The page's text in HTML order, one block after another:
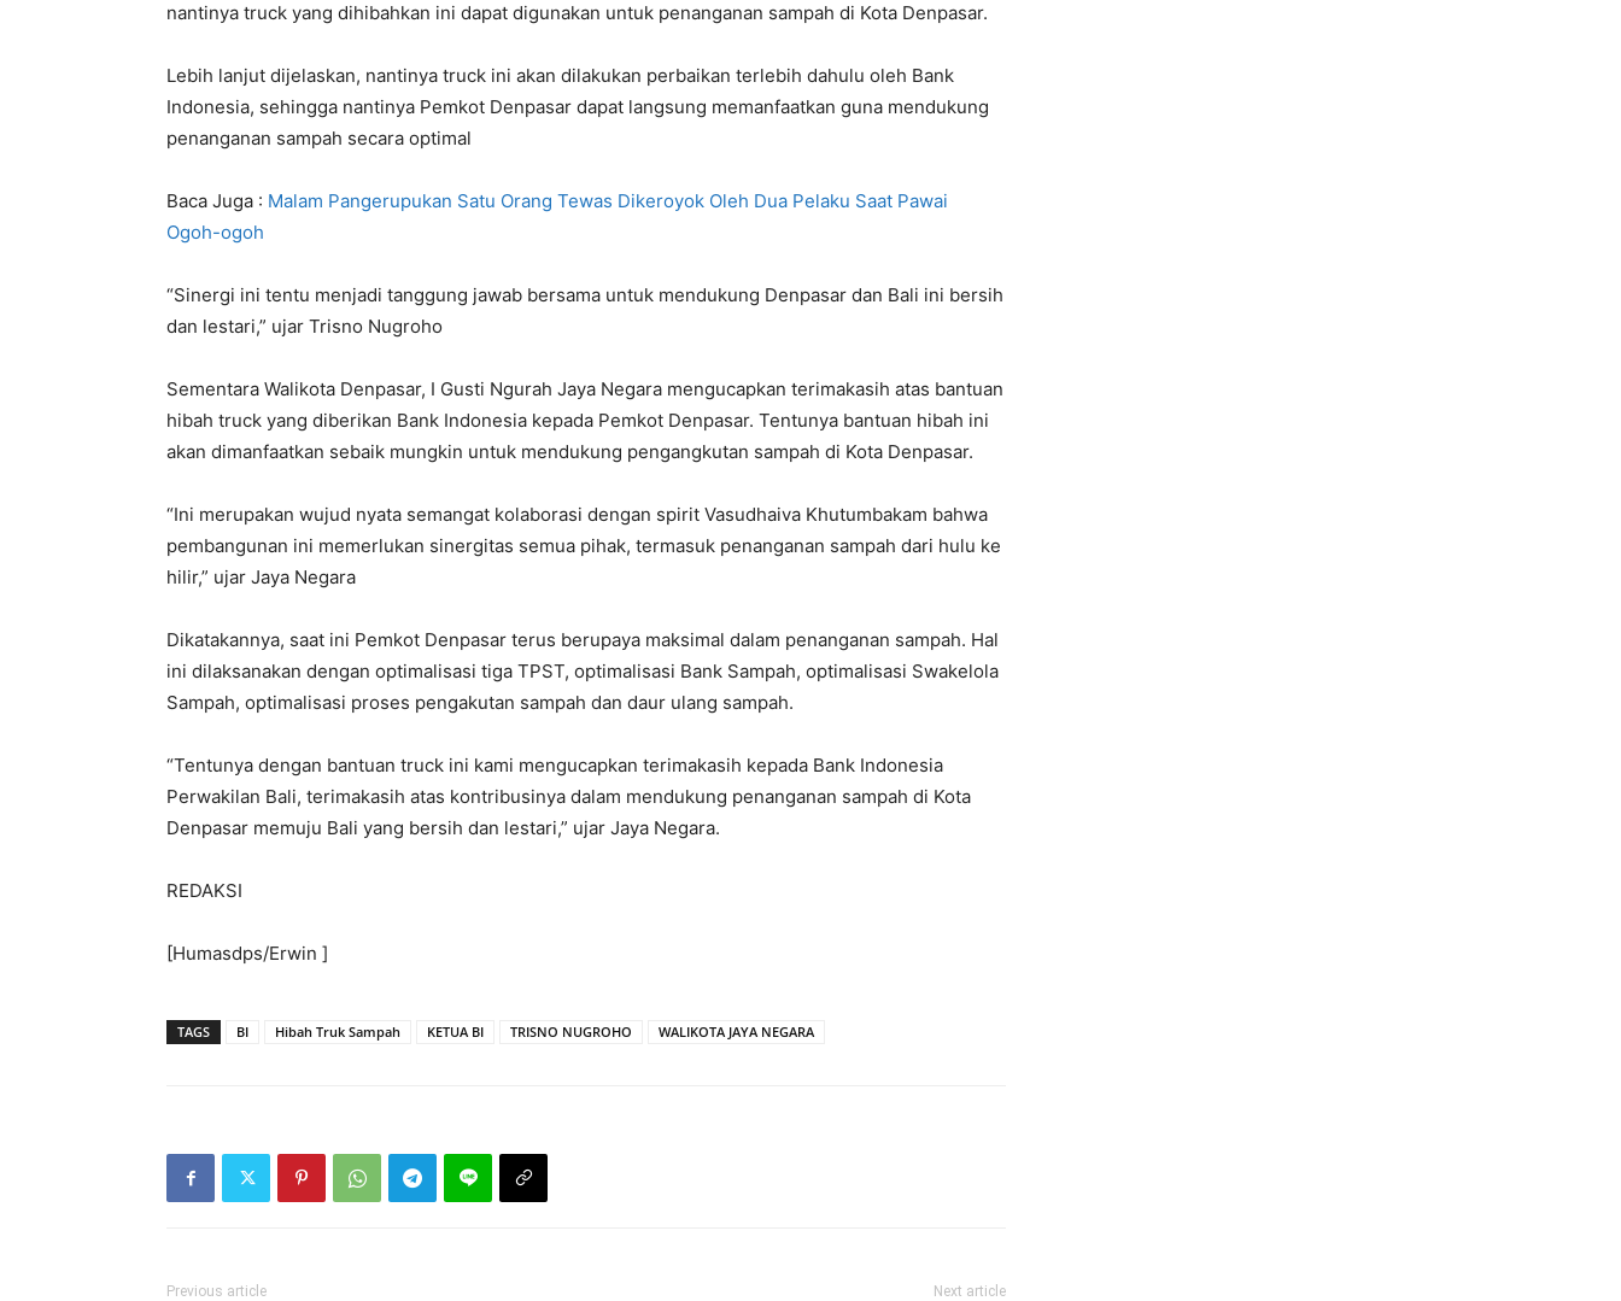
nantinya truck yang dihibahkan ini dapat digunakan untuk penanganan sampah di Kota Denpasar.
Lebih lanjut dijelaskan, nantinya truck ini akan dilakukan perbaikan terlebih dahulu oleh Bank
Indonesia, sehingga nantinya Pemkot Denpasar dapat langsung memanfaatkan guna mendukung
penanganan sampah secara optimal
Baca Juga : Malam Pangerupukan Satu Orang Tewas Dikeroyok Oleh Dua Pelaku Saat Pawai
Ogoh-ogoh
“Sinergi ini tentu menjadi tanggung jawab bersama untuk mendukung Denpasar dan Bali ini bersih
dan lestari,” ujar Trisno Nugroho
Sementara Walikota Denpasar, I Gusti Ngurah Jaya Negara mengucapkan terimakasih atas bantuan
hibah truck yang diberikan Bank Indonesia kepada Pemkot Denpasar. Tentunya bantuan hibah ini
akan dimanfaatkan sebaik mungkin untuk mendukung pengangkutan sampah di Kota Denpasar.
“Ini merupakan wujud nyata semangat kolaborasi dengan spirit Vasudhaiva Khutumbakam bahwa
pembangunan ini memerlukan sinergitas semua pihak, termasuk penanganan sampah dari hulu ke
hilir,” ujar Jaya Negara
Dikatakannya, saat ini Pemkot Denpasar terus berupaya maksimal dalam penanganan sampah. Hal
ini dilaksanakan dengan optimalisasi tiga TPST, optimalisasi Bank Sampah, optimalisasi Swakelola
Sampah, optimalisasi proses pengakutan sampah dan daur ulang sampah.
“Tentunya dengan bantuan truck ini kami mengucapkan terimakasih kepada Bank Indonesia
Perwakilan Bali, terimakasih atas kontribusinya dalam mendukung penanganan sampah di Kota
Denpasar memuju Bali yang bersih dan lestari,” ujar Jaya Negara.
REDAKSI
[Humasdps/Erwin ]
TAGS BI Hibah Truk Sampah KETUA BI TRISNO NUGROHO WALIKOTA JAYA NEGARA
Previous article Next article